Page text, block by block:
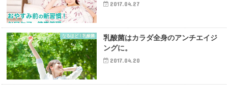
2017.04.27
なるほど！乳酸菌
乳酸菌はカラダ全身のアンチエイジ
ングに。
2017.04.20